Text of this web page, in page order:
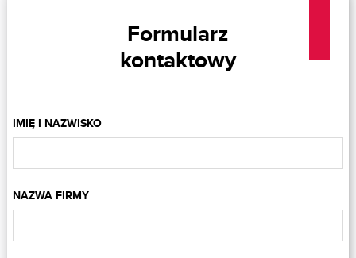
Formularz
kontaktowy
IMIĘ I NAZWISKO
NAZWA FIRMY